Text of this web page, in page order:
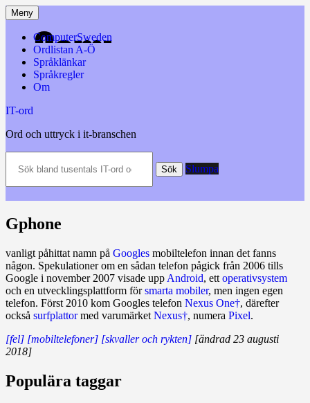
Hoppa
till
innehåll
Meny
ComputerSweden
Ordlistan A-Ö
Språklänkar
Språkregler
Om
IT-ord
Ord och uttryck i it-branschen
bland
och
datatermer
Sök Slumpa
Gphone
vanligt påhittat namn på Googles mobiltelefon innan det fanns
någon. Spekulationer om en sådan telefon pågick från 2006 tills
Google i november 2007 visade upp Android, ett operativsystem
och en utvecklingsplattform försmarta mobiler, men ingen egen
telefon. Först 2010 kom Googles telefon Nexus One†, därefter
också surfplattormed varumärket Nexus†, numera Pixel.
[fel] [mobiltelefoner] [skvaller och rykten] [ändrad 23 augusti
2018]
Populära taggar